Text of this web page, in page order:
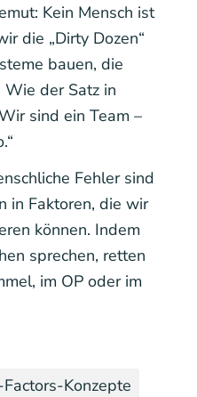
Kein Mensch ist
die „Dirty Dozen“
bauen, die
Wie der Satz in
sind ein Team –
Fehler sind
in Faktoren, die wir
können. Indem
sprechen, retten
im OP oder im
Konzepte